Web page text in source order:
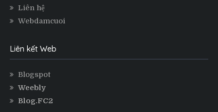
Liên hệ
Webdamcuoi
Liên kết Web
Blogspot
Weebly
Blog.FC2